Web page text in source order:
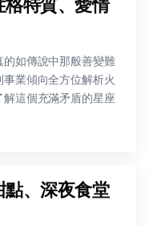
格特質、愛情
如傳說中那般善變難
業傾向全方位解析火
這個充滿矛盾的星座
、深夜食堂